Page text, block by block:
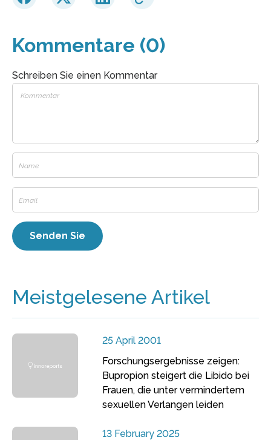
Kommentare (0)
Schreiben Sie einen Kommentar
Meistgelesene Artikel
25 April 2001
Forschungsergebnisse zeigen:
Bupropion steigert die Libido bei
Frauen, die unter vermindertem
sexuellen Verlangen leiden
13 February 2025